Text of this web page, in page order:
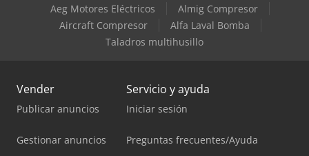
Aeg Motores Eléctricos
Almig Compresor
Aircraft Compresor
Alfa Laval Bomba
Taladros multihusillo
Vender
Publicar anuncios
Gestionar anuncios
Servicio y ayuda
Iniciar sesión
Preguntas frecuentes/Ayuda